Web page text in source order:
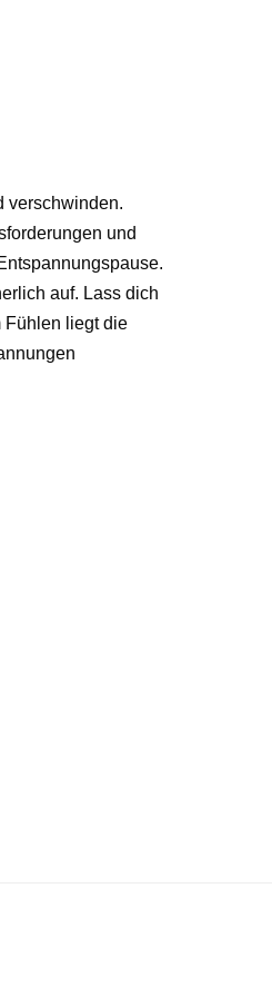
verschwinden.
und
auf. Lass dich
Fühlen liegt die